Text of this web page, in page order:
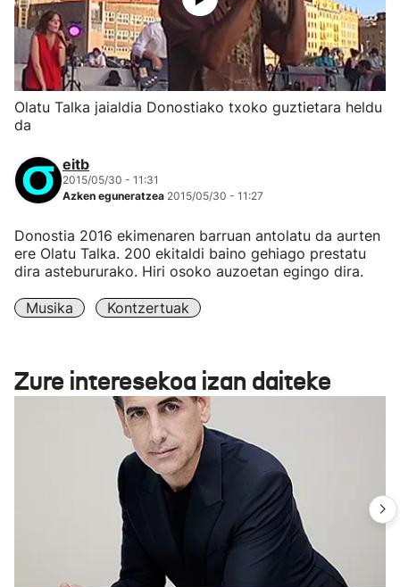
Olatu Talka jaialdia Donostiako txoko guztietara heldu
da
eitb
2015/05/30 - 11:31
Azken eguneratzea 2015/05/30 - 11:27
Donostia 2016 ekimenaren barruan antolatu da aurten
ere Olatu Talka. 200 ekitaldi baino gehiago prestatu
dira astebururako. Hiri osoko auzoetan egingo dira.
Musika Kontzertuak
Zure interesekoa izan daiteke